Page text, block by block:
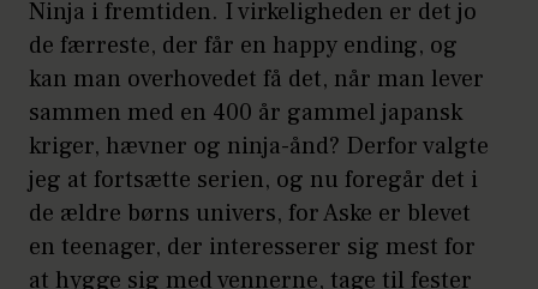
Ninja i fremtiden. I virkeligheden er det jo
de færreste, der får en happy ending, og
kan man overhovedet få det, når man lever
sammen med en 400 år gammel japansk
kriger, hævner og ninja-ånd? Derfor valgte
jeg at fortsætte serien, og nu foregår det i
de ældre børns univers, for Aske er blevet
en teenager, der interesserer sig mest for
at hygge sig med vennerne, tage til fester